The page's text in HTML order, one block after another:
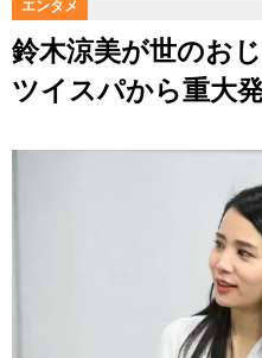
エンタメ
鈴木涼美が世のお
ツイスパから重大